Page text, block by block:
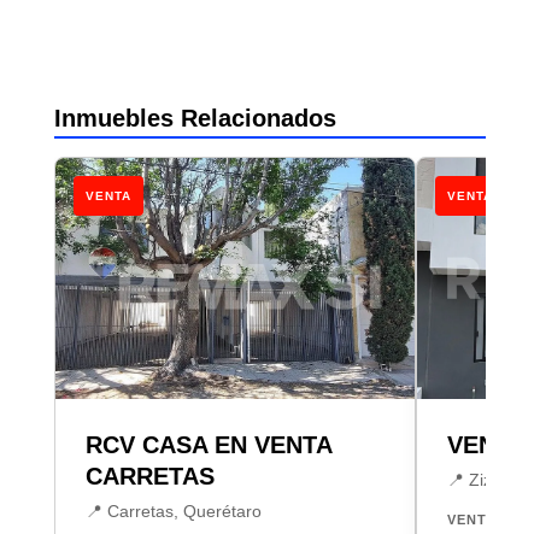
Inmuebles Relacionados
VENTA
RCV CASA EN VENTA
CARRETAS
📍 Carretas, Querétaro
VENTA
VENTA
📍 Zizana,
VENTA